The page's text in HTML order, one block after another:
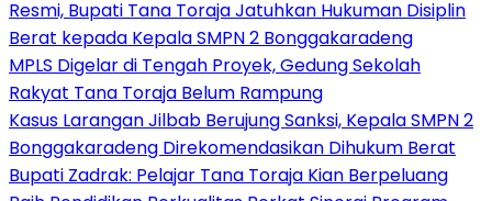
Resmi, Bupati Tana Toraja Jatuhkan Hukuman Disiplin
Berat kepada Kepala SMPN 2 Bonggakaradeng
MPLS Digelar di Tengah Proyek, Gedung Sekolah
Rakyat Tana Toraja Belum Rampung
Kasus Larangan Jilbab Berujung Sanksi, Kepala SMPN 2
Bonggakaradeng Direkomendasikan Dihukum Berat
Bupati Zadrak: Pelajar Tana Toraja Kian Berpeluang